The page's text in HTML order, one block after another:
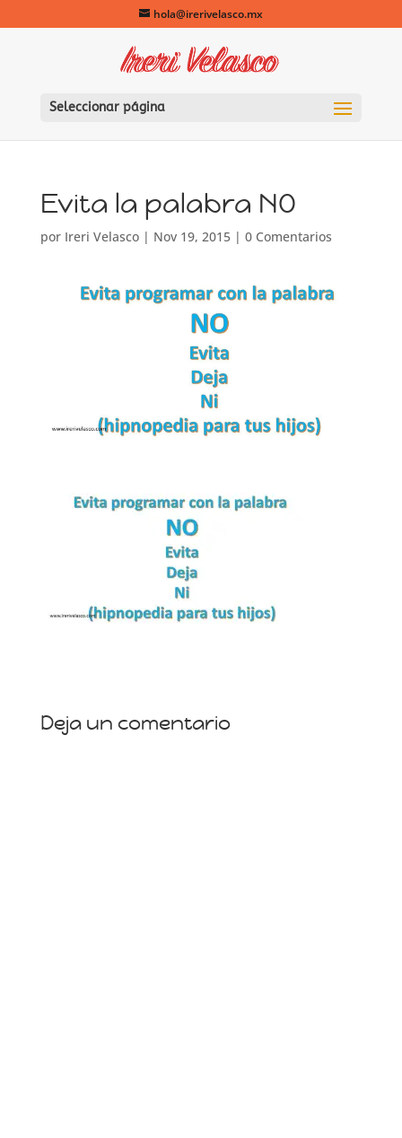
hola@irerivelasco.mx
Seleccionar página
Evita la palabra NO
por Ireri Velasco| Nov 19, 2015| 0 Comentarios
Deja un comentario